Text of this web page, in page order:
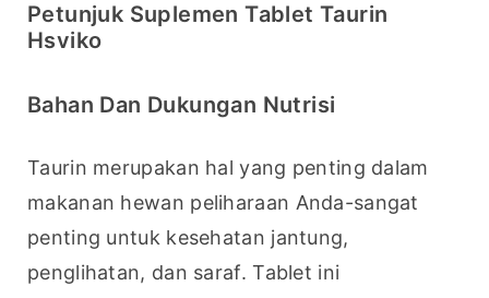
Petunjuk Suplemen Tablet Taurin
Hsviko
Bahan Dan Dukungan Nutrisi
Taurin merupakan hal yang penting dalam
makanan hewan peliharaan Anda-sangat
penting untuk kesehatan jantung,
penglihatan, dan saraf. Tablet ini